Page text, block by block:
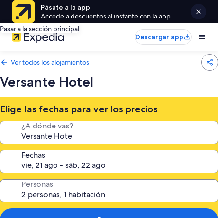
Pásate a la app
Accede a descuentos al instante con la app
Pasar a la sección principal
Descargar app
Ver todos los alojamientos
Versante Hotel
Elige las fechas para ver los precios
¿A dónde vas?
Fechas
Personas